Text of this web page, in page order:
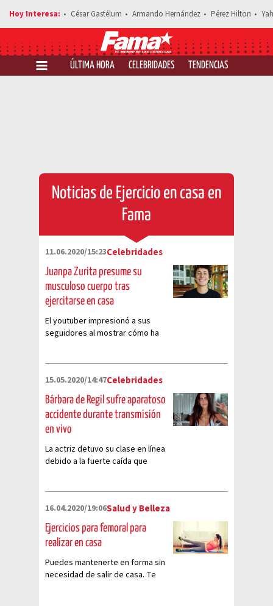
César Gastélum Armando Hernández Pérez Hilton
ÚLTIMA HORA CELEBRIDADES TENDENCIAS
Noticias de Ejercicio en casa en
Fama
11.06.2020/15:23Celebridades
Juanpa Zurita presume su
musculoso cuerpo tras
ejercitarse en casa
El youtuber impresionó a sus
seguidores al mostrar cómo ha
15.05.2020/14:47Celebridades
Bárbara de Regil sufre aparatoso
accidente durante transmisión
en vivo
La actriz detuvo su clase en línea
debido a la fuerte caída que
16.04.2020/19:06Salud y Belleza
Ejercicios para femoral para
realizar en casa
Puedes mantenerte en forma sin
necesidad de salir de casa. Te